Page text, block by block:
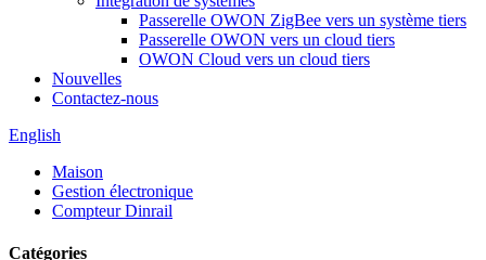
Passerelle OWON ZigBee vers un système tiers
Passerelle OWON vers un cloud tiers
OWON Cloud vers un cloud tiers
Nouvelles
Contactez-nous
English
Maison
Gestion électronique
Compteur Dinrail
Catégories